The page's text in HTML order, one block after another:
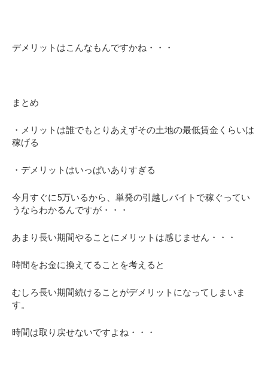
デメリットはこんなもんですかね・・・
まとめ
・メリットは誰でもとりあえずその土地の最低賃金くらいは
稼げる
・デメリットはいっぱいありすぎる
今月すぐに5万いるから、単発の引越しバイトで稼ぐってい
うならわかるんですが・・・
あまり長い期間やることにメリットは感じません・・・
時間をお金に換えてることを考えると
むしろ長い期間続けることがデメリットになってしまいま
す。
時間は取り戻せないですよね・・・